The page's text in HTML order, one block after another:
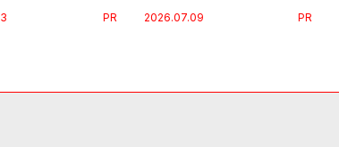
慣。
PR 2026.07.09 PR